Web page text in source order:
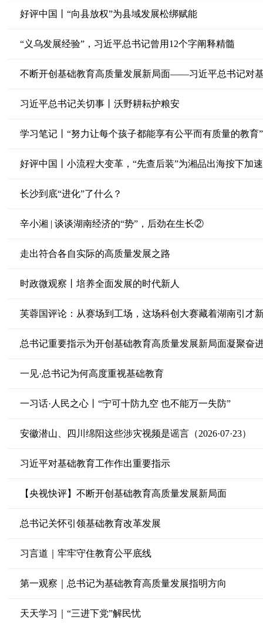
好评中国丨“向县放权”为县域发展松绑赋能
“义乌发展经验”，习近平总书记曾用12个字阐释精髓
习近平总书记关切事丨沃野耕耘护粮安
学习笔记丨“努力让每个孩子都能享有公平而有质量的教育”
好评中国丨小流程大变革，“先查后装”为湘品出海按下加
长沙到底“进化”了什么？
辛小湘 | 谈谈湖南经济的“势”，后劲在生长②
走出符合各自实际的高质量发展之路
时政微观察丨培养全面发展的时代新人
芙蓉国评论：从赛场到工场，这场科创大赛藏着湖南引才
总书记重要指示为开创基础教育高质量发展新局面凝聚奋
一见·总书记为何高度重视基础教育
一习话·人民之心丨“宁可十防九空 也不能万一失防”
安徽潜山、四川绵阳这些涉灾视频是谣言（2026·07·23）
习近平对基础教育工作作出重要指示
【央视快评】不断开创基础教育高质量发展新局面
总书记关怀引领基础教育改革发展
习言道｜牢牢守住教育公平底线
第一观察｜总书记为基础教育高质量发展指明方向
天天学习｜“三进下党”解民忧